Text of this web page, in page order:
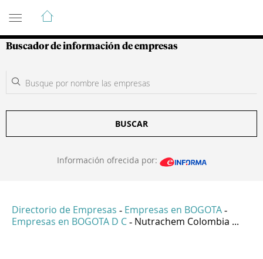
Guía de Empresas Colombianas
Buscador de información de empresas
BUSCAR
Información ofrecida por:
Directorio de Empresas - Empresas en BOGOTA -
Empresas en BOGOTA D C - Nutrachem Colombia ...